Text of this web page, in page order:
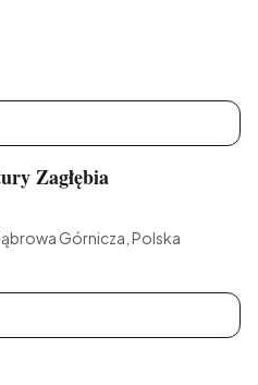
Zagłębia
Górnicza, Polska